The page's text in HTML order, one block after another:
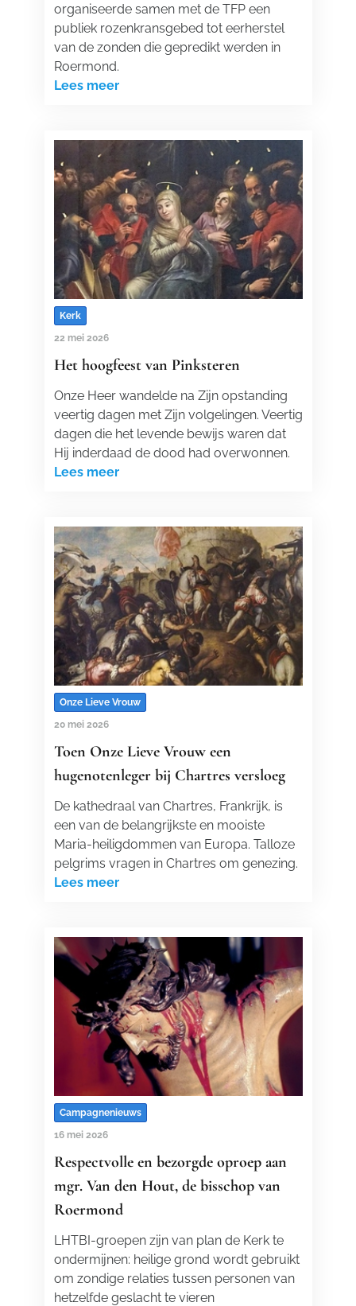
organiseerde samen met de TFP een
publiek rozenkransgebed tot eerherstel
van de zonden die gepredikt werden in
Roermond.
Lees meer
Kerk
22 mei 2026
Het hoogfeest van Pinksteren
Onze Heer wandelde na Zijn opstanding
veertig dagen met Zijn volgelingen. Veertig
dagen die het levende bewijs waren dat
Hij inderdaad de dood had overwonnen.
Lees meer
Onze Lieve Vrouw
20 mei 2026
Toen Onze Lieve Vrouw een
hugenotenleger bij Chartres versloeg
De kathedraal van Chartres, Frankrijk, is
een van de belangrijkste en mooiste
Maria-heiligdommen van Europa. Talloze
pelgrims vragen in Chartres om genezing.
Lees meer
Campagnenieuws
16 mei 2026
Respectvolle en bezorgde oproep aan
mgr. Van den Hout, de bisschop van
Roermond
LHTBI-groepen zijn van plan de Kerk te
ondermijnen: heilige grond wordt gebruikt
om zondige relaties tussen personen van
hetzelfde geslacht te vieren